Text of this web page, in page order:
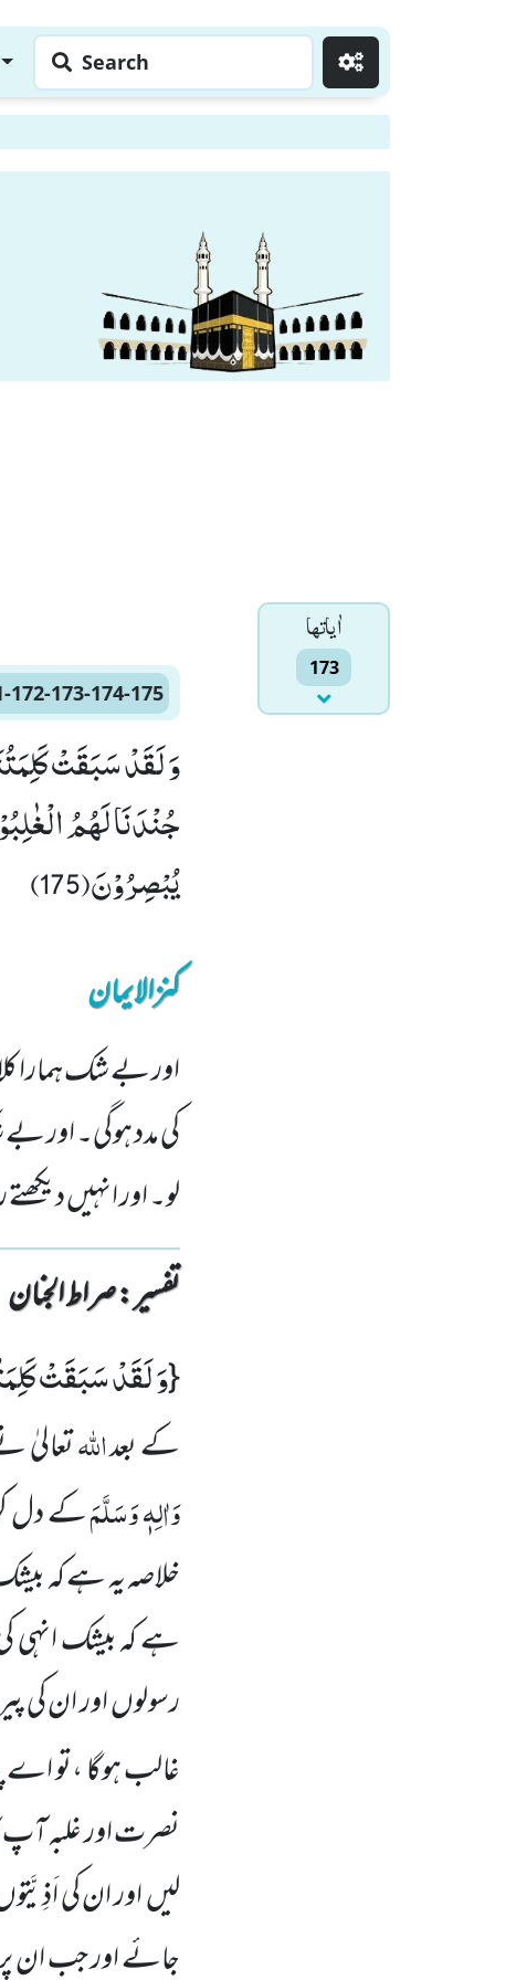
Search
اٰياتها
173
172-173-174-175
یُبْصِرُوْنَ(175)
کنزالایمان
اور بے شک ہمارا
کی مدد ہوگی۔ اور
لو۔ اور انہیں
تفسیر : ‎صراط الجنان
{وَ لَقَدْ سَبَقَتْ
کے بعداللہتعالیٰ
وَاٰلِہٖ وَسَلَّمَکے دل
خلاصہ یہ ہے کہ
ہے کہ بیشک انہی
رسولوں اور ان کی
غالب ہوگا ،تو
نصرت اور غلبہ
لیں اور ان کی
جائے اور جب ان